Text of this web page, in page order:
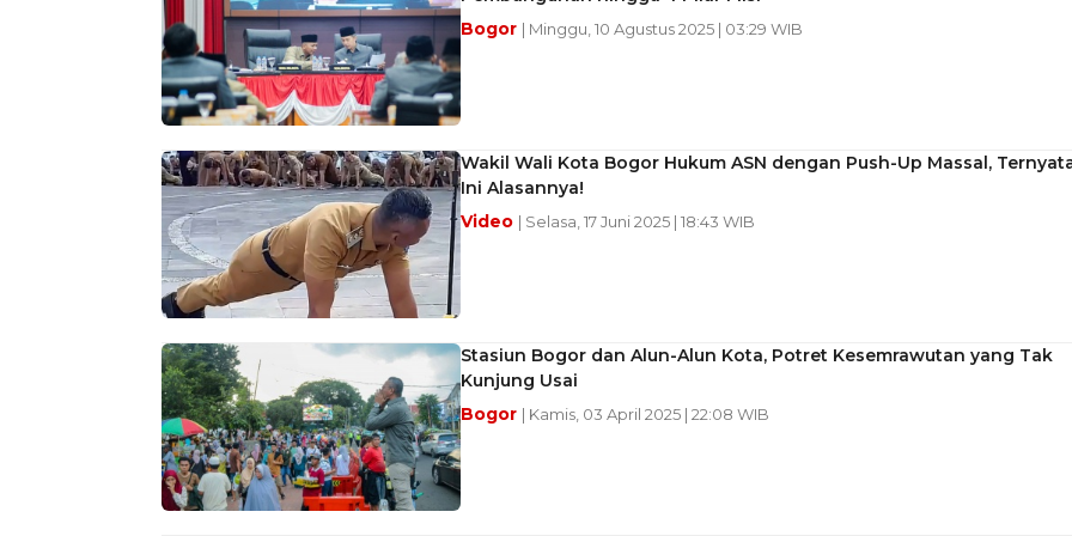
Bogor | Minggu, 10 Agustus 2025 | 03:29 WIB
Wakil Wali Kota Bogor Hukum ASN dengan Push-Up Massal,
Ini Alasannya!
Video | Selasa, 17 Juni 2025 | 18:43 WIB
Stasiun Bogor dan Alun-Alun Kota, Potret Kesemrawutan yang Tak
Kunjung Usai
Bogor | Kamis, 03 April 2025 | 22:08 WIB